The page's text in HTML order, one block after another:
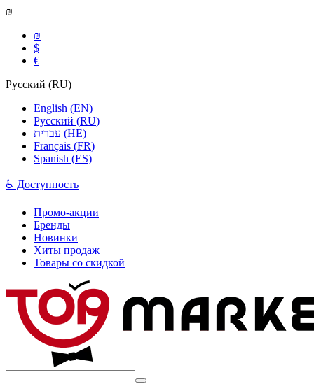
₪
₪
$
€
Русский (RU)
English (EN)
Русский (RU)
(HE)
Français (FR)
Spanish (ES)
♿ Доступность
Промо-акции
Бренды
Новинки
Хиты продаж
Товары со скидкой